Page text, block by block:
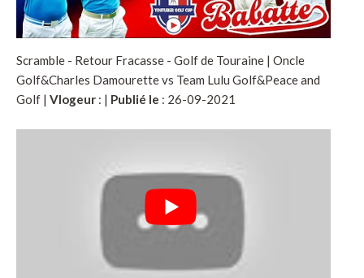
Scramble - Retour Fracasse - Golf de Touraine | Oncle
Golf&Charles Damourette vs Team Lulu Golf&Peace and
Golf | Vlogeur : | Publié le : 26-09-2021